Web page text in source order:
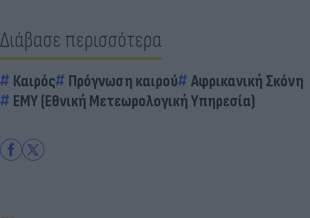
Διάβασε περισσότερα
Καιρός Πρόγνωση καιρού
Αφρικανική Σκόνη
ΕΜΥ (Εθνική Μετεωρολογική Υπηρεσία)